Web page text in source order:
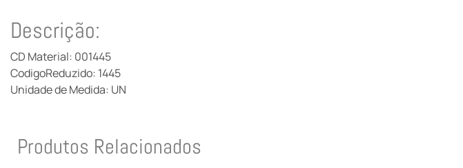
Descrição:
CD Material: 001445
CodigoReduzido: 1445
Unidade de Medida: UN
Produtos Relacionados